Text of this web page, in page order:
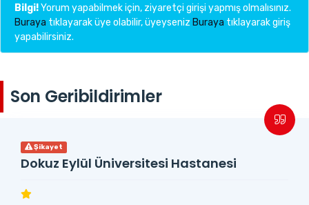
Bilgi!Yorum yapabilmek için, ziyaretçi girişi yapmış olmalısınız.
Buraya tıklayarak üye olabilir, üyeyseniz Buraya tıklayarak giriş
yapabilirsiniz.
Son Geribildirimler
Şikayet
Dokuz Eylül Üniversitesi Hastanesi